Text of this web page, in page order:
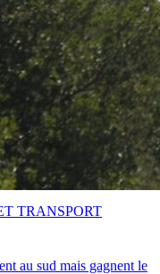
au sud mais gagnent le
TRANSPORT